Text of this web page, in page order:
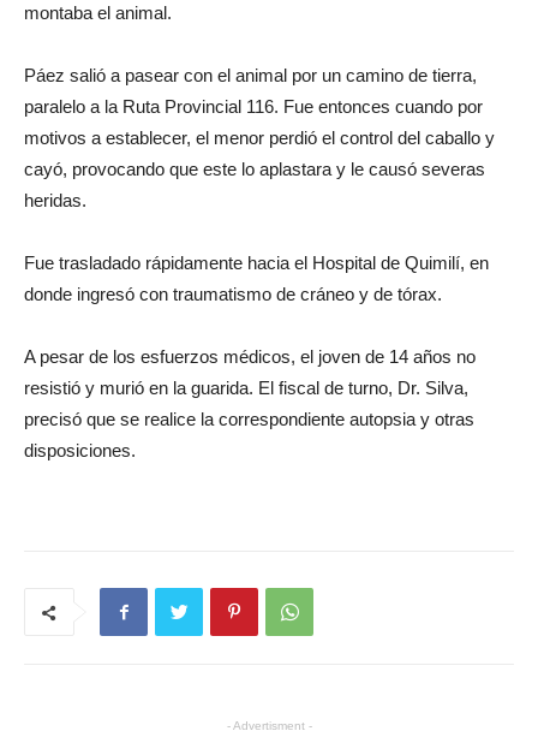
montaba el animal.
Páez salió a pasear con el animal por un camino de tierra,
paralelo a la Ruta Provincial 116. Fue entonces cuando por
motivos a establecer, el menor perdió el control del caballo y
cayó, provocando que este lo aplastara y le causó severas
heridas.
Fue trasladado rápidamente hacia el Hospital de Quimilí, en
donde ingresó con traumatismo de cráneo y de tórax.
A pesar de los esfuerzos médicos, el joven de 14 años no
resistió y murió en la guarida. El fiscal de turno, Dr. Silva,
precisó que se realice la correspondiente autopsia y otras
disposiciones.
- Advertisment -